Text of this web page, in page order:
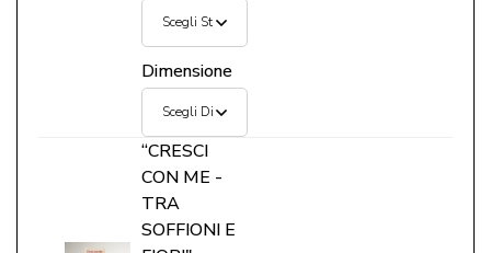
Dimensione
“CRESCI
CON ME -
TRA
SOFFIONI E